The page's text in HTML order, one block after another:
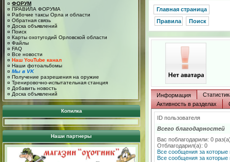
¤ ФОРУМ
¤ ПРАВИЛА ФОРУМА
¤ Рабочие таксы Орла и области
¤ Обратная связь
¤ Доска объявлений
¤ Поиск
¤ Карты охотугодий Орловской области
¤ Файлы
¤ FAQ
¤ Все новости
¤ Наш YouTube канал
¤ Наши фотоальбомы
¤ Мы в VK
¤ Получение разрешения на оружие
¤ Тренировочно-испытательная станция
¤ Добавить новость
¤ Доска объявлений
Копилка
Наши партнеры
Главная страница
Правила
Поиск
Информация
Активность в разделах
ID пользователя
Всего благодарностей
Вас поблагодарили: 0
Отблагодарил(а): 0
Все сообщения за
Все сообщения за